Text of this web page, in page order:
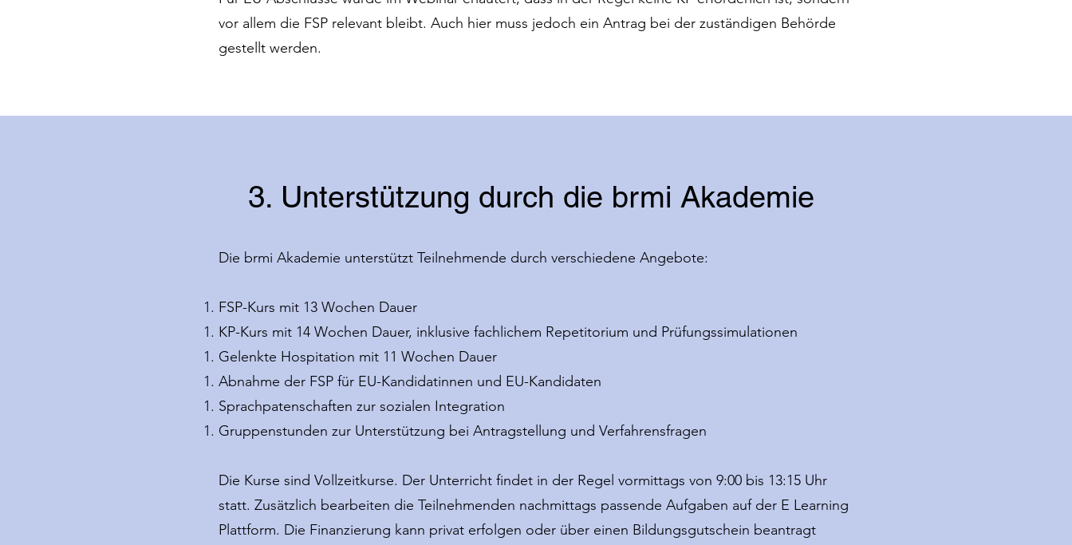
vor allem die FSP relevant bleibt. Auch hier muss jedoch ein Antrag bei der zuständigen Behörde
gestellt werden.
3. Unterstützung durch die brmi Akademie
Die brmi Akademie unterstützt Teilnehmende durch verschiedene Angebote:
FSP-Kurs mit 13 Wochen Dauer
KP-Kurs mit 14 Wochen Dauer, inklusive fachlichem Repetitorium und Prüfungssimulationen
Gelenkte Hospitation mit 11 Wochen Dauer
Abnahme der FSP für EU-Kandidatinnen und EU-Kandidaten
Sprachpatenschaften zur sozialen Integration
Gruppenstunden zur Unterstützung bei Antragstellung und Verfahrensfragen
Die Kurse sind Vollzeitkurse. Der Unterricht findet in der Regel vormittags von 9:00 bis 13:15 Uhr
statt. Zusätzlich bearbeiten die Teilnehmenden nachmittags passende Aufgaben auf der E Learning
Plattform. Die Finanzierung kann privat erfolgen oder über einen Bildungsgutschein beantragt